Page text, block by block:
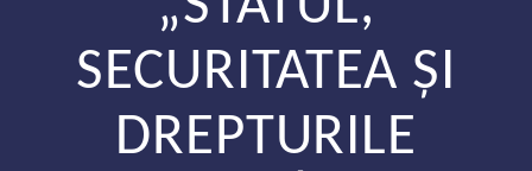
SECURITATEA ȘI
DREPTURILE